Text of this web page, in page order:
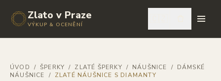
Zlato v Praze
VÝKUP & OCENĚNÍ
ÚVOD / ŠPERKY / ZLATÉ ŠPERKY / NÁUŠNICE / DÁMSKÉ
NÁUŠNICE
/ ZLATÉ NÁUŠNICE S DIAMANTY